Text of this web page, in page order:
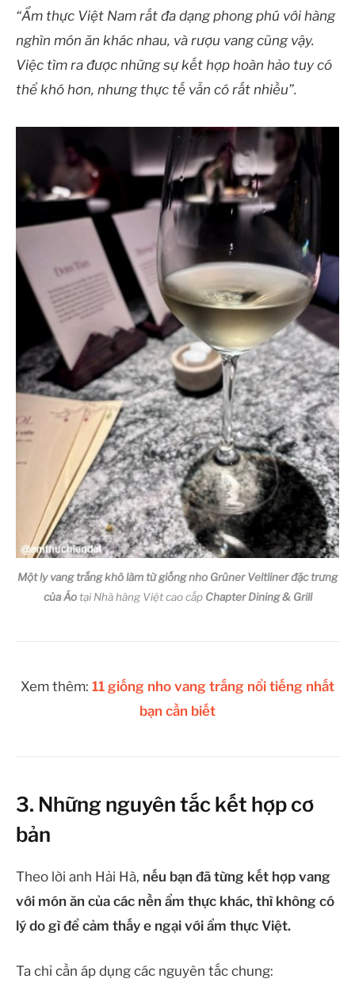
“Ẩm thực Việt Nam rất đa dạng phong phú với hàng
nghìn món ăn khác nhau, và rượu vang cũng vậy.
Việc tìm ra được những sự kết hợp hoàn hảo tuy có
thể khó hơn, nhưng thực tế vẫn có rất nhiều”.
Một ly vang trắng khô làm từ giống nho Grüner Veltliner đặc trưng
của Áo tại Nhà hàng Việt cao cấp Chapter Dining & Grill
Xem thêm: 11 giống nho vang trắng nổi tiếng nhất
bạn cần biết
3. Những nguyên tắc kết hợp cơ
bản
Theo lời anh Hải Hà, nếu bạn đã từng kết hợp vang
với món ăn của các nền ẩm thực khác, thì không có
lý do gì để cảm thấy e ngại với ẩm thực Việt.
Ta chỉ cần áp dụng các nguyên tắc chung: